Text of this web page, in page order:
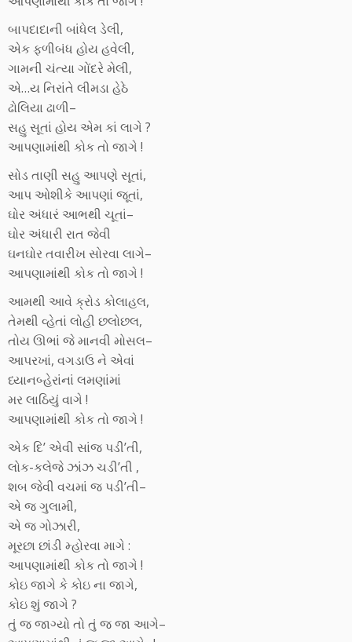
બાપદાદાની બાંધેલ ડેલી,
એક ફળીબંધ હોય હવેલી,
ગામની ચંત્યા ગોંદરે મેલી,
એ…ય નિરાંતે લીમડા હેઠે
ઢોલિયા ઢાળી–
સહુ સૂતાં હોય એમ કાં લાગે ?
આપણામાંથી કોક તો જાગે !
સોડ તાણી સહુ આપણે સૂતાં,
આપ ઓશીકે આપણાં જૂતાં,
ઘોર અંધારં આભથી ચૂતાં–
ઘોર અંધારી રાત જેવી
ઘનઘોર તવારીખ સોરવા લાગે–
આપણામાંથી કોક તો જાગે !
આમથી આવે ક્રોડ કોલાહલ,
તેમથી વ્હેતાં લોહી છલોછલ,
તોય ઊભાં જે માનવી મોસલ–
આપરખાં, વગડાઉ ને એવાં
ધ્યાનબ્હેરાંનાં લમણાંમાં
મર લાઠિયું વાગે !
આપણામાંથી કોક તો જાગે !
એક દિ’ એવી સાંજ પડી’તી,
લોક-કલેજે ઝાંઝ ચડી’તી ,
શબ જેવી વચમાં જ પડી’તી–
એ જ ગુલામી,
એ જ ગોઝારી,
મૂરછા છાંડી મ્હોરવા માગે :
આપણામાંથી કોક તો જાગે !
કોઇ જાગે કે કોઇ ના જાગે,
કોઇ શું જાગે ?
તું જ જાગ્યો તો તું જ જા આગે–